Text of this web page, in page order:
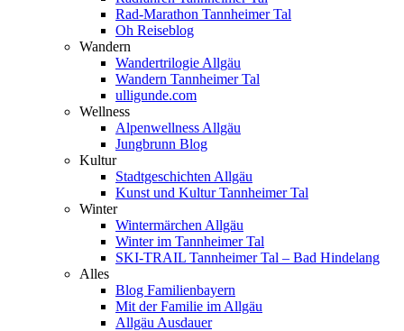
Rad-Marathon Tannheimer Tal
Oh Reiseblog
Wandern
Wandertrilogie Allgäu
Wandern Tannheimer Tal
ulligunde.com
Wellness
Alpenwellness Allgäu
Jungbrunn Blog
Kultur
Stadtgeschichten Allgäu
Kunst und Kultur Tannheimer Tal
Winter
Wintermärchen Allgäu
Winter im Tannheimer Tal
SKI-TRAIL Tannheimer Tal – Bad Hindelang
Alles
Blog Familienbayern
Mit der Familie im Allgäu
Allgäu Ausdauer